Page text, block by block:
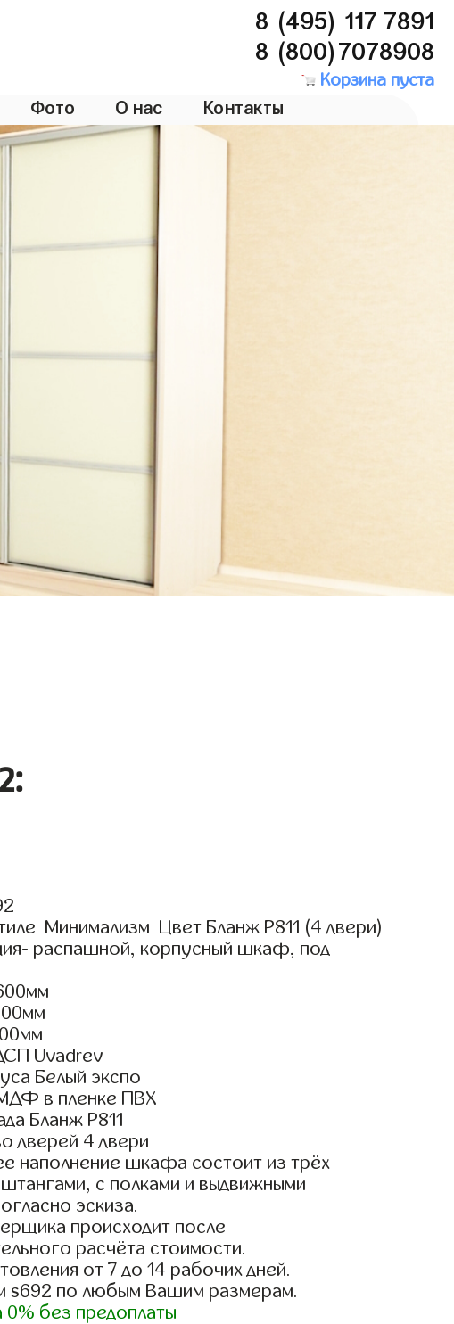
8 (495) 117 7891
8 (800)7078908
Корзина пуста
Фото О нас Контакты
Минимализм Цвет Бланж Р811 (4 двери)
распашной, корпусный шкаф, под
Uvadrev
Белый экспо
в пленке ПВХ
Бланж Р811
дверей 4 двери
наполнение шкафа состоит из трёх
с полками и выдвижными
эскиза.
происходит после
расчёта стоимости.
от 7 до 14 рабочих дней.
s692 по любым Вашим размерам.
0% без предоплаты